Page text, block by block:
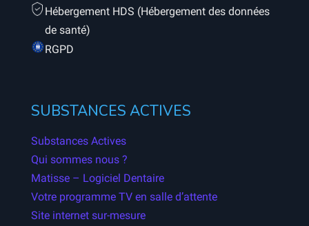
Hébergement HDS (Hébergement des données
de santé)
RGPD
SUBSTANCES ACTIVES
Substances Actives
Qui sommes nous ?
Matisse – Logiciel Dentaire
Votre programme TV en salle d’attente
Site internet sur-mesure